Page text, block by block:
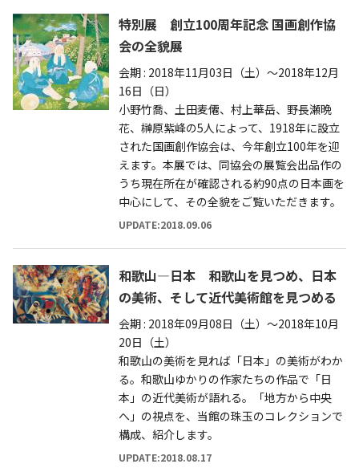
特別展 創立100周年記念 国画創作協
会の全貌展
会期 : 2018年11月03日（土）～2018年12月
16日（日）
小野竹喬、土田麦僊、村上華岳、野長瀬晩
花、榊原紫峰の5人によって、1918年に設立
された国画創作協会は、今年創立100年を迎
えます。本展では、同協会の展覧会出品作の
うち現在所在が確認される約90点の日本画を
中心にして、その全貌をご覧いただきます。
UPDATE:2018.09.06
和歌山―日本 和歌山を見つめ、日本
の美術、そして近代美術館を見つめる
会期 : 2018年09月08日（土）～2018年10月
20日（土）
和歌山の美術を見れば「日本」の美術がわか
る。和歌山ゆかりの作家たちの作品で「日
本」の近代美術が語れる。「地方から中央
へ」の視点を、当館の珠玉のコレクションで
構成、紹介します。
UPDATE:2018.08.17